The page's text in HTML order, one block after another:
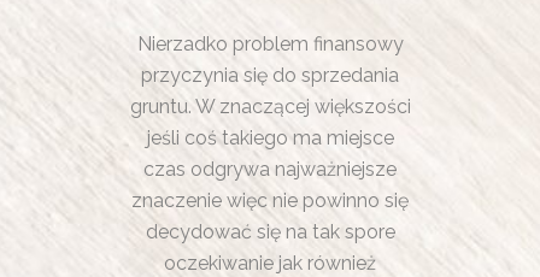
Nierzadko problem finansowy
przyczynia się do sprzedania
gruntu. W znaczącej większości
jeśli coś takiego ma miejsce
czas odgrywa najważniejsze
znaczenie więc nie powinno się
decydować się na tak spore
oczekiwanie jak również